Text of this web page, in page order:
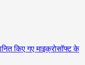
किए गए माइक्रोसॉफ्ट के